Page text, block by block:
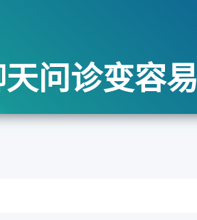
问诊变容易